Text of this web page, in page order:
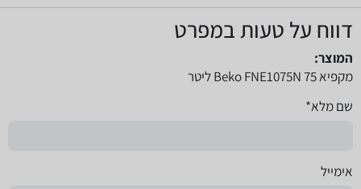
דווח על טעות במפרט
המוצר:
מקפיא Beko FNE1075N 75 ליטר
שם מלא*
אימייל